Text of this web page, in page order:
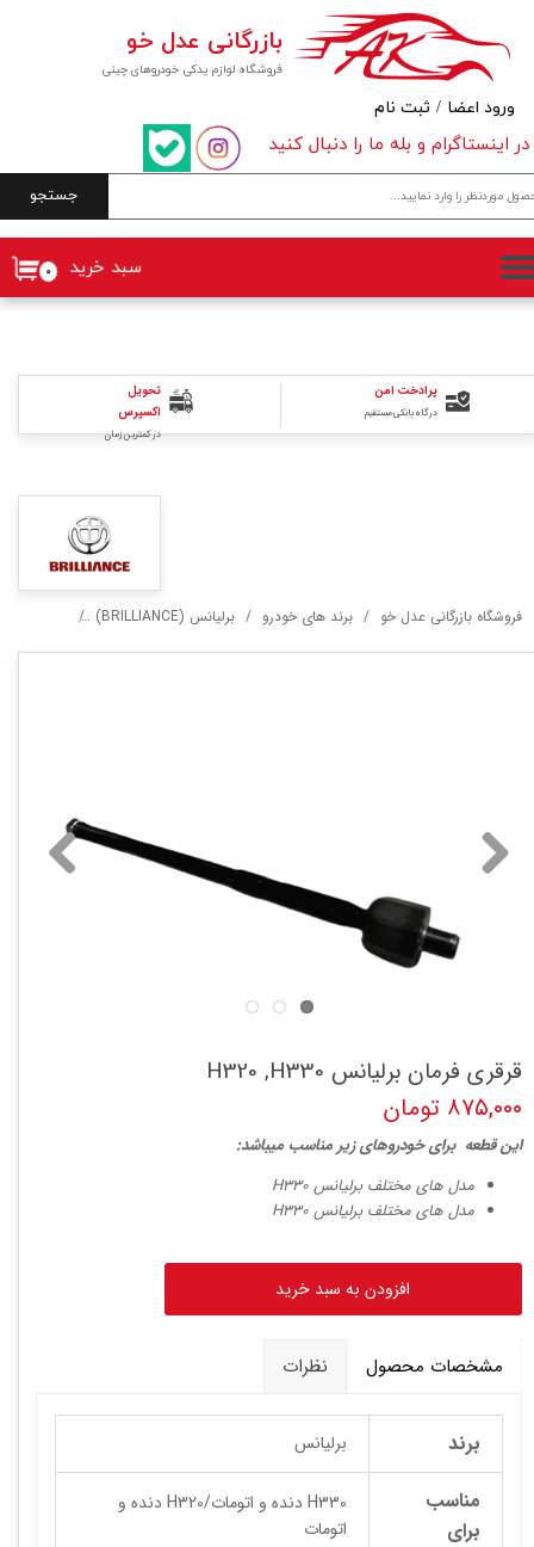
فروشگاه لوازم یدکی خودروهای چینی
بازرگانی عدل خو
جستجو
۰ سبد خرید
در اینستاگرام و بله ما را دنبال کنید
ورود اعضا / ثبت نام
حساب کاربری من
تغییر گذر واژه
سفارشات
خروج از حساب کاربری
فروشگاه بازرگانی عدل خو برند های خودرو برلیانس (BRILLIANCE)
قرقری فرمان برلیانس H320 ,H330
۸۷۵,۰۰۰ تومان
این قطعه برای خودروهای زیر مناسب میباشد:
مدل های مختلف برلیانس H330
مدل های مختلف برلیانس H330
افزودن به سبد خرید
مشخصات محصول نظرات
برند برلیانس
مناسب
برای
H330 دنده و اتومات/H320 دنده و
اتومات
تحویل
اکسپرس
در کمترین زمان
پرادخت امن
درگاه بانکی مستقیم